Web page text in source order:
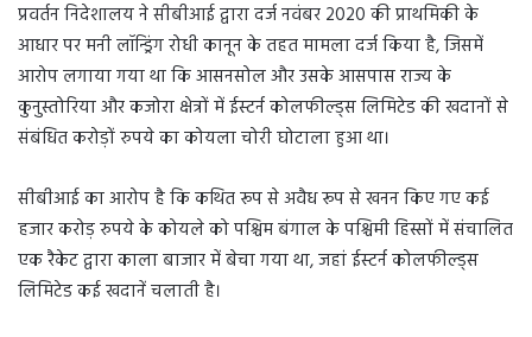
प्रवर्तन निदेशालय ने सीबीआई द्वारा दर्ज नवंबर 2020 की प्राथमिकी के
आधार पर मनी लॉन्ड्रिंग रोधी कानून के तहत मामला दर्ज किया है, जिसमें
आरोप लगाया गया था कि आसनसोल और उसके आसपास राज्य के
कुनुस्तोरिया और कजोरा क्षेत्रों में ईस्टर्न कोलफील्ड्स लिमिटेड की खदानों से
संबंधित करोड़ों रुपये का कोयला चोरी घोटाला हुआ था।
सीबीआई का आरोप है कि कथित रूप से अवैध रूप से खनन किए गए कई
हजार करोड़ रुपये के कोयले को पश्चिम बंगाल के पश्चिमी हिस्सों में संचालित
एक रैकेट द्वारा काला बाजार में बेचा गया था, जहां ईस्टर्न कोलफील्ड्स
लिमिटेड कई खदानें चलाती है।